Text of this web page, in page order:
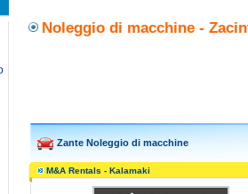
Noleggio di macchine -
Zante Noleggio di macchine
M&A Rentals - Kalamaki